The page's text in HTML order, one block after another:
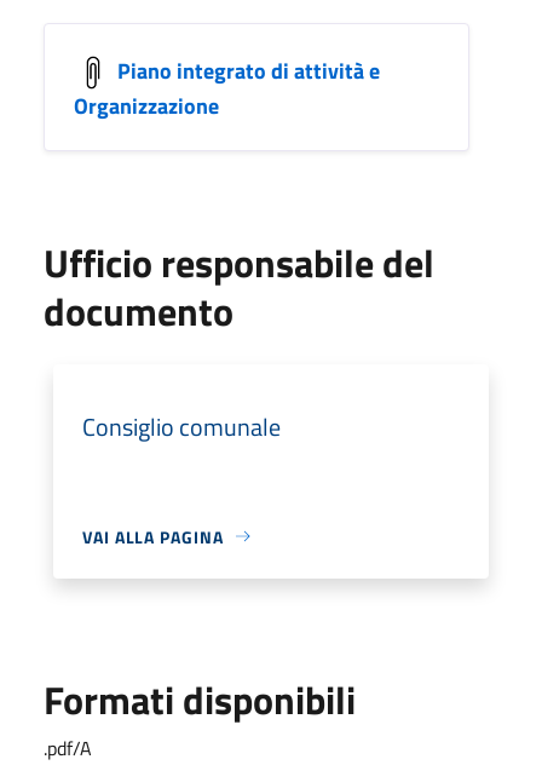
Piano integrato di attività e
Organizzazione
Ufficio responsabile del
documento
Consiglio comunale
VAI ALLA PAGINA
Formati disponibili
.pdf/A